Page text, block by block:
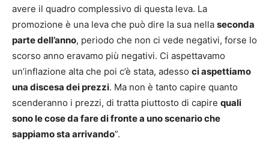
avere il quadro complessivo di questa leva. La
promozione è una leva che può dire la sua nella seconda
parte dell’anno, periodo che non ci vede negativi, forse lo
scorso anno eravamo più negativi. Ci aspettavamo
un’inflazione alta che poi c’è stata, adesso ci aspettiamo
una discesa dei prezzi. Ma non è tanto capire quanto
scenderanno i prezzi, di tratta piuttosto di capire quali
sono le cose da fare di fronte a uno scenario che
sappiamo sta arrivando”.